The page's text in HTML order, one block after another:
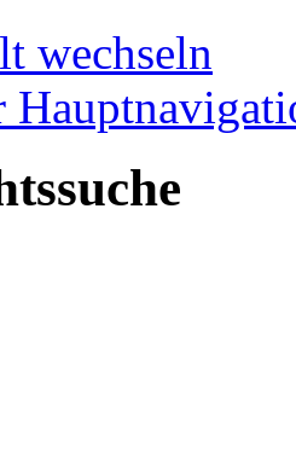
wechseln